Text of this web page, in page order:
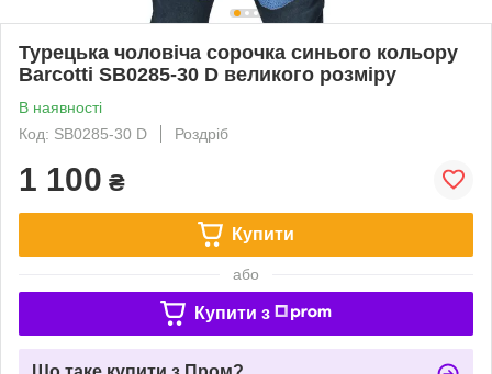
Турецька чоловіча сорочка синього кольору
Barcotti SB0285-30 D великого розміру
В наявності
Код: SB0285-30 D
Роздріб
1 100 ₴
Купити
або
Купити з